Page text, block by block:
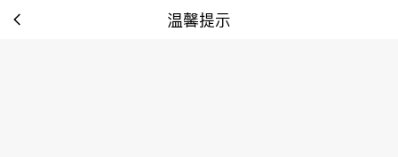
温馨提示